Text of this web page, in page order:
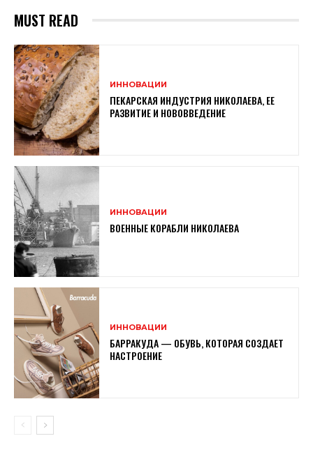
MUST READ
ИННОВАЦИИ
ПЕКАРСКАЯ ИНДУСТРИЯ НИКОЛАЕВА, ЕЕ
РАЗВИТИЕ И НОВОВВЕДЕНИЕ
ИННОВАЦИИ
ВОЕННЫЕ КОРАБЛИ НИКОЛАЕВА
ИННОВАЦИИ
БАРРАКУДА — ОБУВЬ, КОТОРАЯ СОЗДАЕТ
НАСТРОЕНИЕ